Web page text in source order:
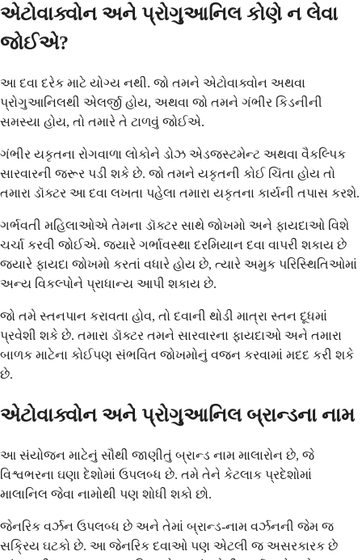
એટોવાક્વોન અને પ્રોગુઆનિલ કોણે ન લેવા
જોઈએ?
આ દવા દરેક માટે યોગ્ય નથી. જો તમને એટોવાક્વોન અથવા
પ્રોગુઆનિલથી એલર્જી હોય, અથવા જો તમને ગંભીર કિડનીની
સમસ્યા હોય, તો તમારે તે ટાળવું જોઈએ.
ગંભીર યકૃતના રોગવાળા લોકોને ડોઝ એડજસ્ટમેન્ટ અથવા વૈકલ્પિક
સારવારની જરૂર પડી શકે છે. જો તમને યકૃતની કોઈ ચિંતા હોય તો
તમારા ડૉક્ટર આ દવા લખતા પહેલા તમારા યકૃતના કાર્યની તપાસ કરશે.
ગર્ભવતી મહિલાઓએ તેમના ડૉક્ટર સાથે જોખમો અને ફાયદાઓ વિશે
ચર્ચા કરવી જોઈએ. જ્યારે ગર્ભાવસ્થા દરમિયાન દવા વાપરી શકાય છે
જ્યારે ફાયદા જોખમો કરતાં વધારે હોય છે, ત્યારે અમુક પરિસ્થિતિઓમાં
અન્ય વિકલ્પોને પ્રાધાન્ય આપી શકાય છે.
જો તમે સ્તનપાન કરાવતા હોવ, તો દવાની થોડી માત્રા સ્તન દૂધમાં
પ્રવેશી શકે છે. તમારા ડૉક્ટર તમને સારવારના ફાયદાઓ અને તમારા
બાળક માટેના કોઈપણ સંભવિત જોખમોનું વજન કરવામાં મદદ કરી શકે
છે.
એટોવાક્વોન અને પ્રોગુઆનિલ બ્રાન્ડના નામ
આ સંયોજન માટેનું સૌથી જાણીતું બ્રાન્ડ નામ માલારોન છે, જે
વિશ્વભરના ઘણા દેશોમાં ઉપલબ્ધ છે. તમે તેને કેટલાક પ્રદેશોમાં
માલાનિલ જેવા નામોથી પણ શોધી શકો છો.
જેનરિક વર્ઝન ઉપલબ્ધ છે અને તેમાં બ્રાન્ડ-નામ વર્ઝનની જેમ જ
સક્રિય ઘટકો છે. આ જેનરિક દવાઓ પણ એટલી જ અસરકારક છે